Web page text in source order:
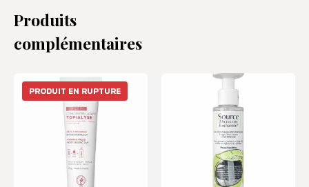
Produits
complémentaires
PRODUIT EN RUPTURE